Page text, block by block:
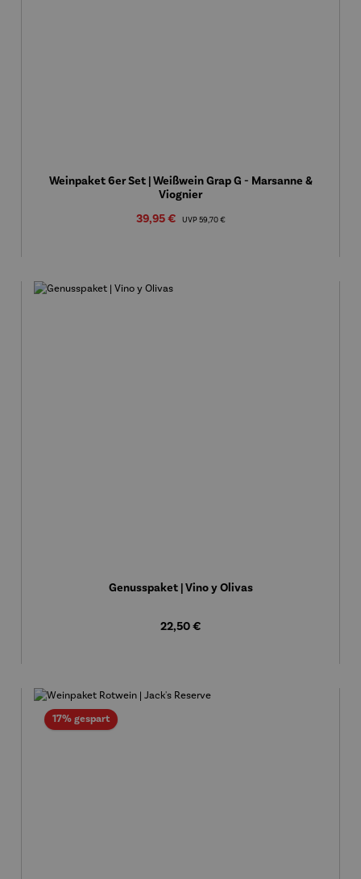
Weinpaket 6er Set | Weißwein Grap G - Marsanne &
Viognier
Verkaufspreis:
39,95 € UVP Regulärer Preis:
59,70 €
Genusspaket | Vino y Olivas
Regulärer Preis:
22,50 €
17% gespartRabatt